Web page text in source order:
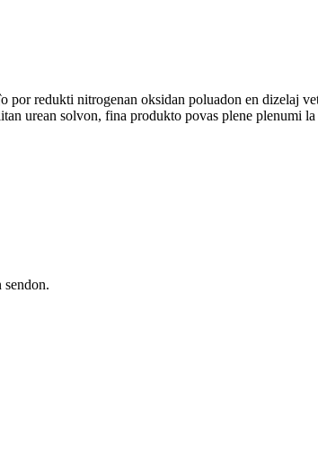
por redukti nitrogenan oksidan poluadon en dizelaj
urean solvon, fina produkto povas plene plenumi